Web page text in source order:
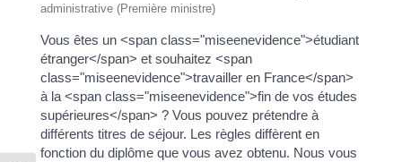
administrative (Première ministre)
Vous êtes un <span class="miseenevidence">étudiant
étranger</span> et souhaitez <span
class="miseenevidence">travailler en France</span>
à la <span class="miseenevidence">fin de vos études
supérieures</span> ? Vous pouvez prétendre à
différents titres de séjour. Les règles diffèrent en
fonction du diplôme que vous avez obtenu. Nous vous